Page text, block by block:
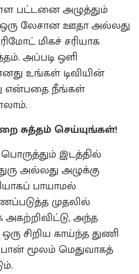
பட்டனை அழுத்தும்
ஒரு லேசான ஊதா அல்லது
மிகச் சரியாக
அப்படி ஒளி
உங்கள் டிவியின்
என்பதை நீங்கள்
சுத்தம் செய்யுங்கள்!
இடத்தில்
அல்லது அழுக்கு
பாயாமல்
முதலில்
அந்த
சிறிய காய்ந்த துணி
மூலம் மெதுவாகத்